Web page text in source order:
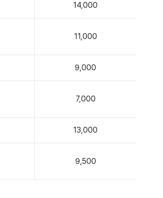
14,000
11,000
9,000
7,000
13,000
9,500